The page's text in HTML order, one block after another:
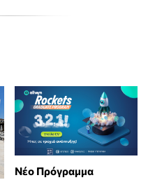
Νέο Πρόγραμμα